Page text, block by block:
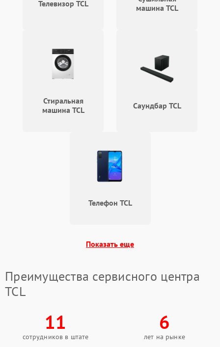
Телевизор TCL
машина TCL
Стиральная
машина TCL
Саундбар TCL
Телефон TCL
Показать еще
Преимущества сервисного центра
TCL
11
сотрудников в штате
6
лет на рынке